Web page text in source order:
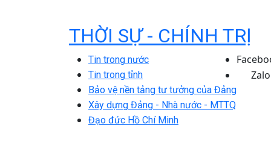
THỜI SỰ - CHÍNH TRỊ
Tin trong nước
Tin trong tỉnh
Bảo vệ nền tảng tư tưởng của Đảng
Xây dựng Đảng - Nhà nước - MTTQ
Đạo đức Hồ Chí Minh
Zalo